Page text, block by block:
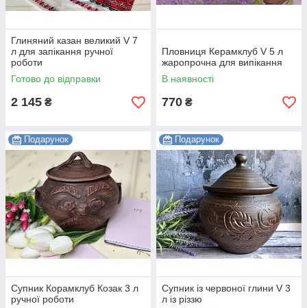
Глиняний казан великий V 7
л для запікання ручної
роботи
Готово до відправки
2 145 ₴
Пловниця Керамклуб V 5 л
жаропрочна для випікання
В наявності
770 ₴
Подарунок
Супник Корамклуб Козак 3 л
ручної роботи
Подарунок
Супник із червоної глини V 3
л із різзю